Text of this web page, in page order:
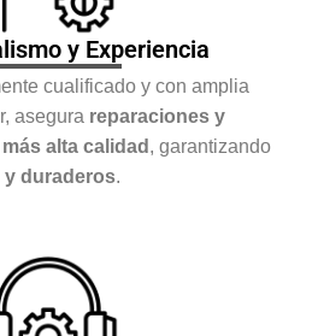
y Experiencia
cualificado y con amplia
asegura reparaciones y
alta calidad , garantizando
duraderos.